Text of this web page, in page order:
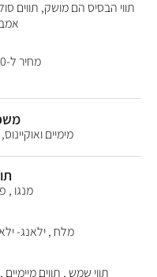
תווי הבסיס הם מושק, תווים
מחיר ל-100 מל' 1298 ש"ח
מימיים
מנגו ,
מלח , ילאנג-
תווי שמש , תווים